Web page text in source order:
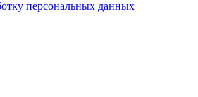
персональных данных